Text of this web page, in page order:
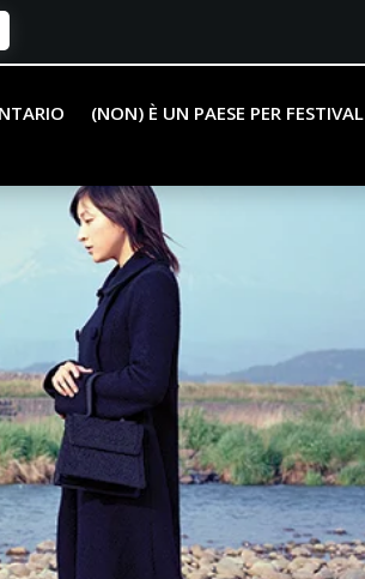
(NON) È UN PAESE PER FESTIVAL